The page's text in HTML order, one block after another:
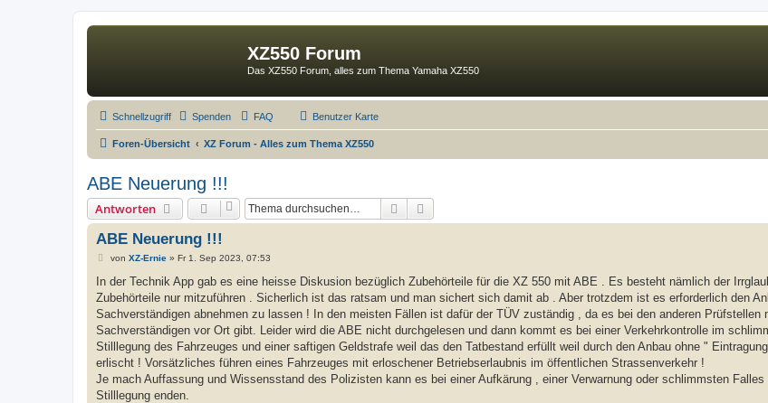
XZ550 Forum
Das XZ550 Forum, alles zum Thema Yamaha XZ550
Schnellzugriff Spenden FAQ Benutzer Karte
Foren-Übersicht XZ Forum - Alles zum Thema XZ550
ABE Neuerung !!!
Antworten Suche
ABE Neuerung !!!
B
r
a
von XZ-Ernie» Fr 1. Sep 2023, 07:53
In der Technik App gab es eine heisse Diskusion bezüglich Zubehörteile für die XZ 550 mit ABE . Es besteht nämlich der
Zubehörteile nur mitzuführen . Sicherlich ist das ratsam und man sichert sich damit ab . Aber trotzdem ist es erforderlich den
Sachverständigen abnehmen zu lassen ! In den meisten Fällen ist dafür der TÜV zuständig , da es bei den anderen Prüfstellen
Sachverständigen vor Ort gibt. Leider wird die ABE nicht durchgelesen und dann kommt es bei einer Verkehrkontrolle im
Stilllegung des Fahrzeuges und einer saftigen Geldstrafe weil das den Tatbestand erfüllt weil durch den Anbau ohne "
erlischt ! Vorsätzliches führen eines Fahrzeuges mit erloschener Betriebserlaubnis im öffentlichen Strassenverkehr !
Je mach Auffassung und Wissensstand des Polizisten kann es bei einer Aufkärung , einer Verwarnung oder schlimmsten
Stilllegung enden.